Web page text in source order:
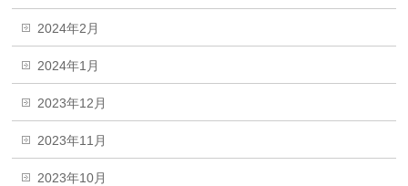
2024年2月
2024年1月
2023年12月
2023年11月
2023年10月